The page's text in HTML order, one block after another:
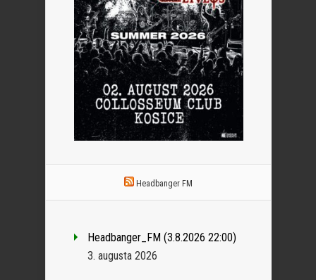
Headbanger FM
Headbanger_FM (3.8.2026 22:00)
3. augusta 2026